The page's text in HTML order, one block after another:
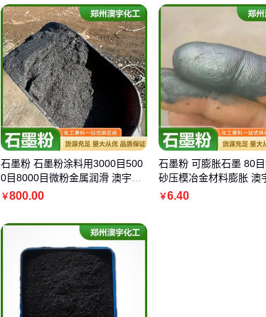
石墨粉 石墨粉涂料用3000目500
0目8000目微粉金属润滑 澳宇化
工
￥800.00
石墨粉 可膨胀石墨 80
砂压模冶金材料膨胀 澳
￥6.40